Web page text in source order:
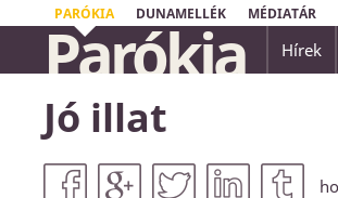
PARÓKIA DUNAMELLÉK MÉDIATÁR
...nincsen üdvösség senki
embereknek az ég alatt
Apostolok Cselekedetei 4,12
Parókia Hírek
Jó illat